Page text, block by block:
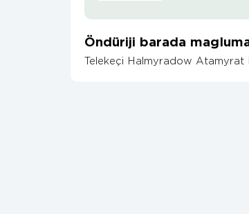
Öndüriji barada
Telekeçi Halmyradow